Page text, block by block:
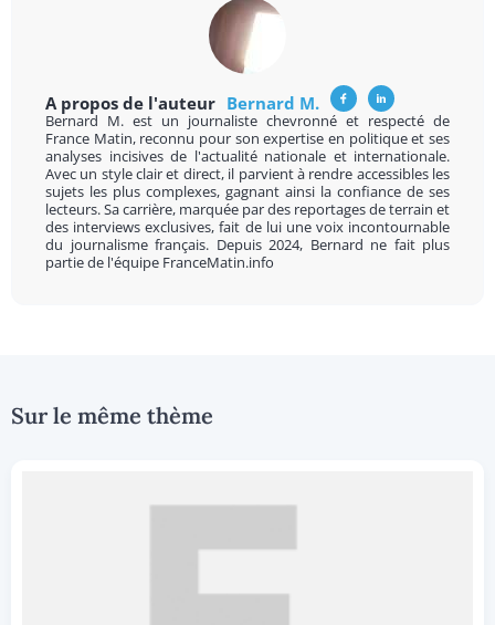
A propos de l'auteur Bernard M.
Bernard M. est un journaliste chevronné et respecté de
France Matin, reconnu pour son expertise en politique et ses
analyses incisives de l'actualité nationale et internationale.
Avec un style clair et direct, il parvient à rendre accessibles les
sujets les plus complexes, gagnant ainsi la confiance de ses
lecteurs. Sa carrière, marquée par des reportages de terrain et
des interviews exclusives, fait de lui une voix incontournable
du journalisme français. Depuis 2024, Bernard ne fait plus
partie de l'équipe FranceMatin.info
Sur le même thème